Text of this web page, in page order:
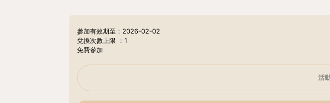
參加有效期至：2026-02-02
兌換次數上限
：1
免費參加
活